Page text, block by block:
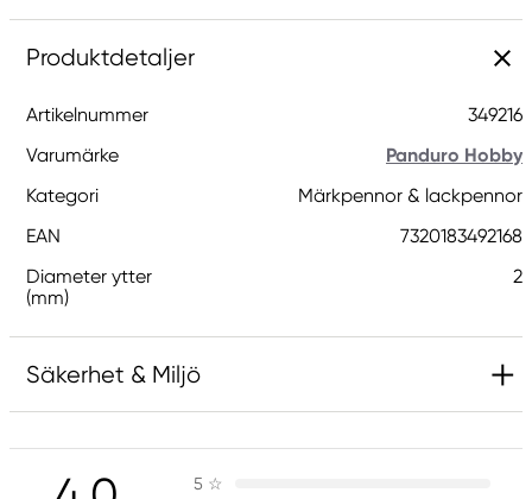
Produktdetaljer
Artikelnummer
349216
Varumärke
Panduro Hobby
Kategori
Märkpennor & lackpennor
EAN
7320183492168
Diameter ytter
(mm)
2
Säkerhet & Miljö
Ansvarig EU
5 ☆